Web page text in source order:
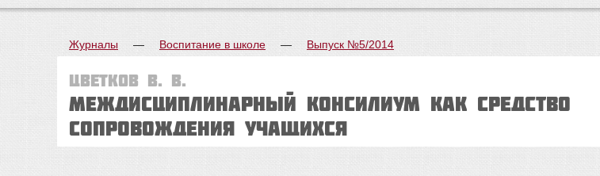
Журналы — Воспитание в школе — Выпуск №5/2014
Цветков В. В.
Междисциплинарный консилиум как средство
сопровождения учащихся